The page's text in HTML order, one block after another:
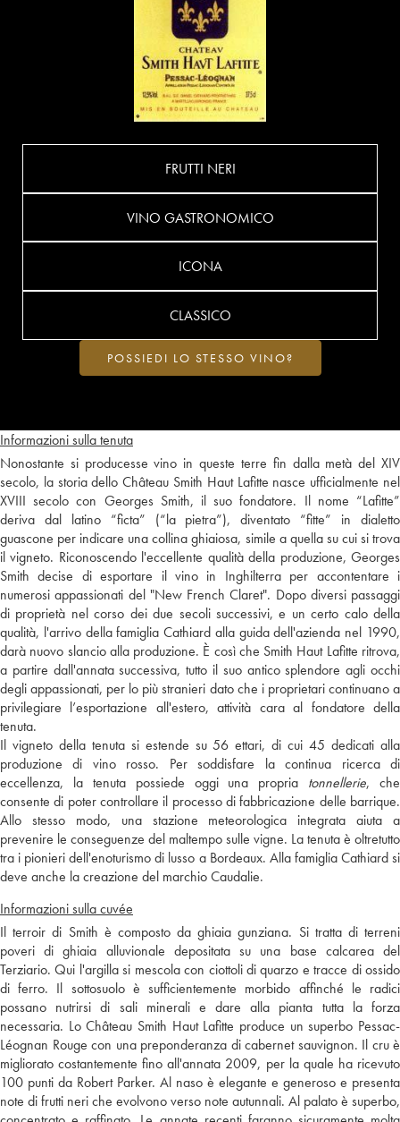
Informazioni sulla tenuta
Nonostante si producesse vino in queste terre fin dalla metà del XIV
secolo, la storia dello Château Smith Haut Lafitte nasce ufficialmente nel
XVIII secolo con Georges Smith, il suo fondatore. Il nome “Lafitte”
deriva dal latino “ficta” (“la pietra”), diventato “fitte” in dialetto
guascone per indicare una collina ghiaiosa, simile a quella su cui si trova
il vigneto. Riconoscendo l'eccellente qualità della produzione, Georges
Smith decise di esportare il vino in Inghilterra per accontentare i
numerosi appassionati del "New French Claret". Dopo diversi passaggi
di proprietà nel corso dei due secoli successivi, e un certo calo della
qualità, l'arrivo della famiglia Cathiard alla guida dell'azienda nel 1990,
darà nuovo slancio alla produzione. È così che Smith Haut Lafitte ritrova,
a partire dall'annata successiva, tutto il suo antico splendore agli occhi
degli appassionati, per lo più stranieri dato che i proprietari continuano a
privilegiare l’esportazione all'estero, attività cara al fondatore della
tenuta.
Il vigneto della tenuta si estende su 56 ettari, di cui 45 dedicati alla
produzione di vino rosso. Per soddisfare la continua ricerca di
eccellenza, la tenuta possiede oggi una propria tonnellerie, che
consente di poter controllare il processo di fabbricazione delle barrique.
Allo stesso modo, una stazione meteorologica integrata aiuta a
prevenire le conseguenze del maltempo sulle vigne. La tenuta è oltretutto
tra i pionieri dell'enoturismo di lusso a Bordeaux. Alla famiglia Cathiard si
deve anche la creazione del marchio Caudalie.
Informazioni sulla cuvée
Il terroir di Smith è composto da ghiaia gunziana. Si tratta di terreni
poveri di ghiaia alluvionale depositata su una base calcarea del
Terziario. Qui l'argilla si mescola con ciottoli di quarzo e tracce di ossido
di ferro. Il sottosuolo è sufficientemente morbido affinché le radici
possano nutrirsi di sali minerali e dare alla pianta tutta la forza
necessaria. Lo Château Smith Haut Lafitte produce un superbo Pessac-
Léognan Rouge con una preponderanza di cabernet sauvignon. Il cru è
migliorato costantemente fino all'annata 2009, per la quale ha ricevuto
100 punti da Robert Parker. Al naso è elegante e generoso e presenta
note di frutti neri che evolvono verso note autunnali. Al palato è superbo,
FRUTTI NERI
VINO GASTRONOMICO
ICONA
CLASSICO
POSSIEDI LO STESSO VINO?